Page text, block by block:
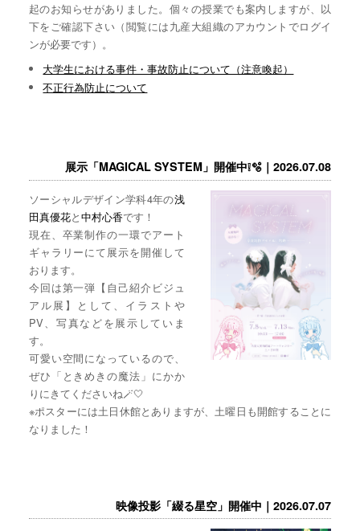
起のお知らせがありました。個々の授業でも案内しますが、以
下をご確認下さい（閲覧には九産大組織のアカウントでログイ
ンが必要です）。
大学生における事件・事故防止について（注意喚起）
不正行為防止について
展示「MAGICAL SYSTEM」開催中❕🫧｜2026.07.08
ソーシャルデザイン学科4年の浅
田真優花と中村心香です！
現在、卒業制作の一環でアート
ギャラリーにて展示を開催して
おります。
今回は第一弾【自己紹介ビジュ
アル展】として、イラストや
PV、写真などを展示していま
す。
可愛い空間になっているので、
ぜひ「ときめきの魔法」にかか
りにきてくださいね🪄🤍
※ポスターには土日休館とありますが、土曜日も開館することに
なりました！
映像投影「綴る星空」開催中｜2026.07.07